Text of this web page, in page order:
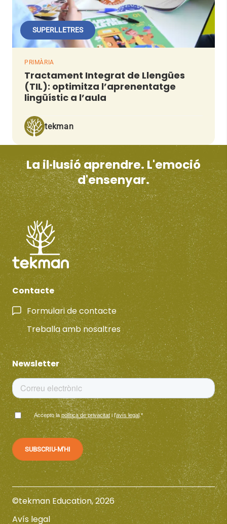
SUPERLLETRES
PRIMÀRIA
Tractament Integrat de Llengües
(TIL): optimitza l’aprenentatge
lingüístic a l’aula
tekman
La il·lusió aprendre. L'emoció
d'ensenyar.
Contacte
Formulari de contacte
Treballa amb nosaltres
Newsletter
Accepto lapolítica de privacitati l'avís legal.*
©tekman Education, 2026
Avís legal